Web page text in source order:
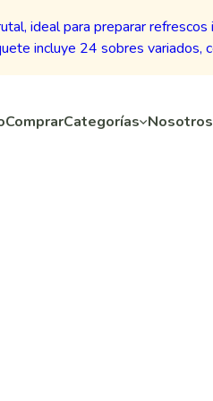
ComprarCategorías Nosotros